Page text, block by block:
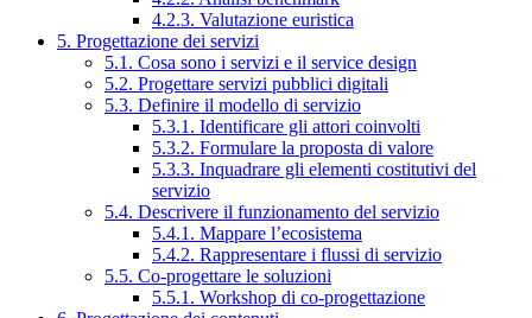
4.2.3. Valutazione euristica
5. Progettazione dei servizi
5.1. Cosa sono i servizi e il service design
5.2. Progettare servizi pubblici digitali
5.3. Definire il modello di servizio
5.3.1. Identificare gli attori coinvolti
5.3.2. Formulare la proposta di valore
5.3.3. Inquadrare gli elementi costitutivi del
servizio
5.4. Descrivere il funzionamento del servizio
5.4.1. Mappare l’ecosistema
5.4.2. Rappresentare i flussi di servizio
5.5. Co-progettare le soluzioni
5.5.1. Workshop di co-progettazione